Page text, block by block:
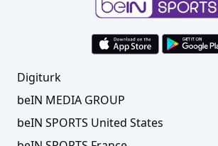
Digiturk
beIN MEDIA GROUP
beIN SPORTS United States